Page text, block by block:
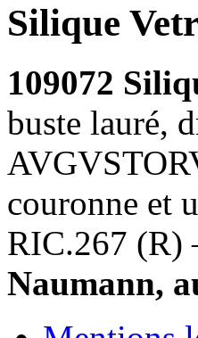
Silique
109072
buste lauré,
couronne et
RIC.267 (R)
Naumann,